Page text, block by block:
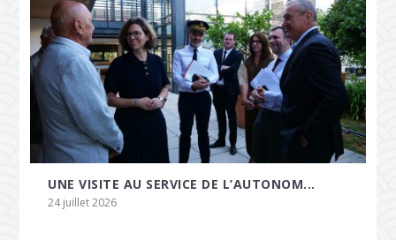
UNE VISITE AU SERVICE DE L’AUTONOM...
24 juillet 2026